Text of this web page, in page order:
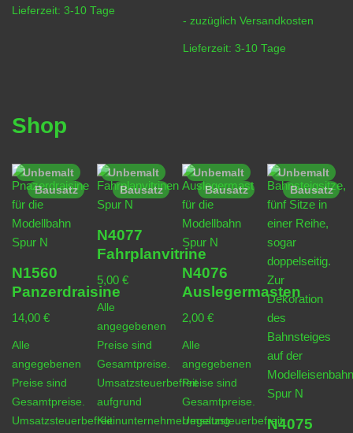
Lieferzeit: 3-10 Tage
- zuzüglichVersandkosten
Lieferzeit:3-10 Tage
Shop
Unbemalt
Bausatz
N1560
Panzerdraisine
14,00 €
Alle
angegebenen
Preise sind
Gesamtpreise.
Umsatzsteuerbefreit
Unbemalt
Bausatz
N4077
Fahrplanvitrine
5,00€
Alle
angegebenen
Preise sind
Gesamtpreise.
Umsatzsteuerbefreit
aufgrund
Kleinunternehmerregelung.
Unbemalt
Bausatz
N4076
Auslegermasten
2,00€
Alle
angegebenen
Preise sind
Gesamtpreise.
Umsatzsteuerbefreit
Unbemalt
Bausatz
N4075